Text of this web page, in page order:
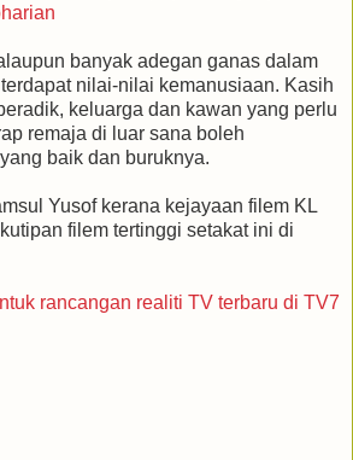
banyak adegan ganas dalam
nilai-nilai kemanusiaan. Kasih
keluarga dan kawan yang perlu
remaja di luar sana boleh
baik dan buruknya.
Yusof kerana kejayaan filem KL
filem tertinggi setakat ini di
rancangan realiti TV terbaru di TV7